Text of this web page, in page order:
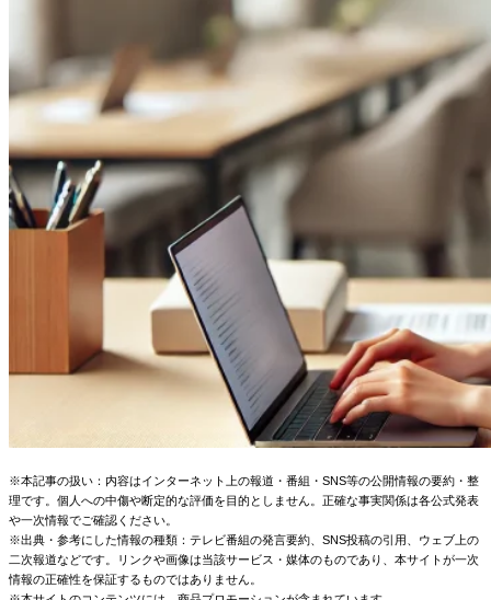
※本記事の扱い：内容はインターネット上の報道・番組・SNS等の公開情報の要約・整
理です。個人への中傷や断定的な評価を目的としません。正確な事実関係は各公式発表
や一次情報でご確認ください。
※出典・参考にした情報の種類：テレビ番組の発言要約、SNS投稿の引用、ウェブ上の
二次報道などです。リンクや画像は当該サービス・媒体のものであり、本サイトが一次
情報の正確性を保証するものではありません。